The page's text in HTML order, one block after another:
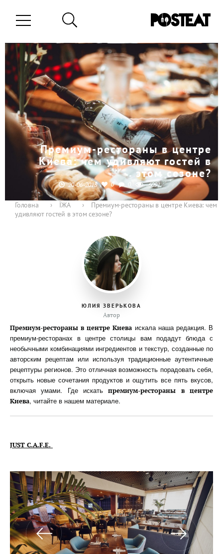
Премиум-рестораны в центре
Киева: чем удивляют гостей в
этом сезоне?
20-06-2018 0 0 6091
Головна › ЇЖА ›
Премиум-рестораны в центре Киева: чем
удивляют гостей в этом сезоне?
ЮЛИЯ ЗВЕРЬКОВА
Автор
Премиум-рестораны в центре Киева искала наша редакция. В
премиум-ресторанах в центре столицы вам подадут блюда с
необычными комбинациями ингредиентов и текстур, созданные по
авторским рецептам или используя традиционные аутентичные
рецептуры регионов. Это отличная возможность порадовать себя,
открыть новые сочетания продуктов и ощутить все пять вкусов,
включая умами. Где искатьпремиум-рестораны в центре
Киева, читайте в нашем материале.
JUST C.A.F.E.